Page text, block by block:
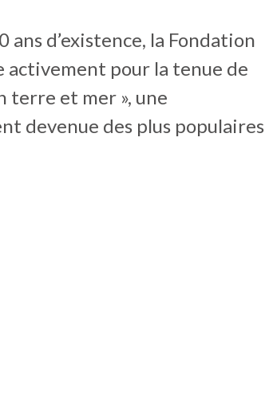
ans d’existence, la Fondation
activement pour la tenue de
terre et mer », une
devenue des plus populaires